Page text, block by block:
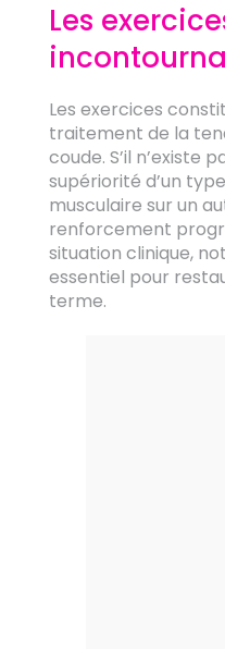
Les
Les exercices
traitement de la
coude. S’il n’existe
supériorité d’un
musculaire sur un
renforcement
situation clinique,
essentiel pour
terme.